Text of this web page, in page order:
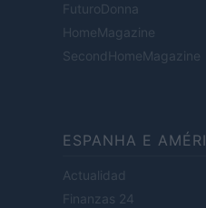
FuturoDonna
HomeMagazine
SecondHomeMagazine
ESPANHA E
Actualidad
Finanzas 24